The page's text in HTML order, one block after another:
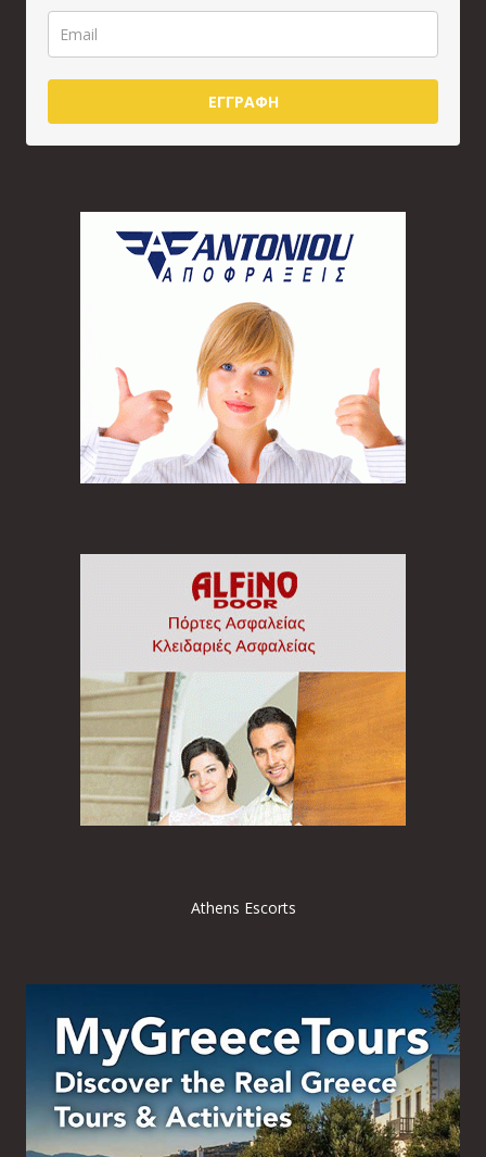
ΕΓΓΡΑΦΗ
Athens Escorts